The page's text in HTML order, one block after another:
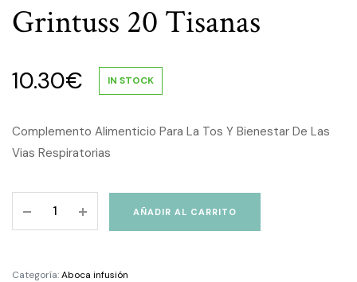
Grintuss 20 Tisanas
10.30€ IN STOCK
Complemento Alimenticio Para La Tos Y Bienestar De Las
Vias Respiratorias
AÑADIR AL CARRITO
Categoría:Aboca infusión